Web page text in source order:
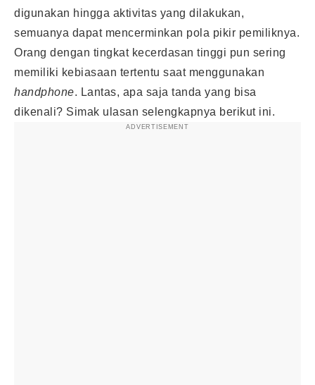
digunakan hingga aktivitas yang dilakukan,
semuanya dapat mencerminkan pola pikir pemiliknya.
Orang dengan tingkat kecerdasan tinggi pun sering
memiliki kebiasaan tertentu saat menggunakan
handphone. Lantas, apa saja tanda yang bisa
dikenali? Simak ulasan selengkapnya berikut ini.
ADVERTISEMENT